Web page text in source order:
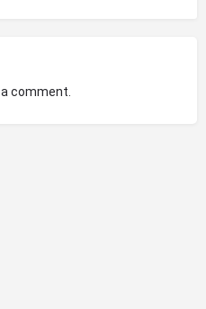
comment.